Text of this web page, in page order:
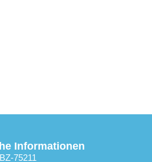
Informationen
75211